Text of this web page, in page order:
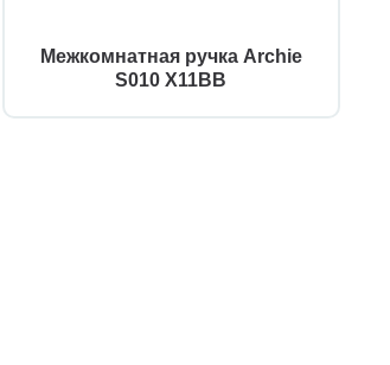
Межкомнатная ручка Archie
S010 X11BB